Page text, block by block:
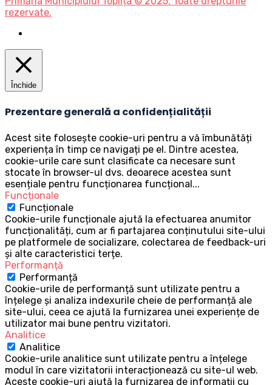
rezervate.
Închide
Prezentare generală a confidențialității
Acest site folosește cookie-uri pentru a vă îmbunătăți
experiența în timp ce navigați pe el. Dintre acestea,
cookie-urile care sunt clasificate ca necesare sunt
stocate în browser-ul dvs. deoarece acestea sunt
esențiale pentru funcționarea funcțional ...
Funcționale
Funcționale
Cookie-urile funcționale ajută la efectuarea anumitor
funcționalități, cum ar fi partajarea conținutului site-ului
pe platformele de socializare, colectarea de feedback-uri
și alte caracteristici terțe.
Performanță
Performanță
Cookie-urile de performanță sunt utilizate pentru a
înțelege și analiza indexurile cheie de performanță ale
site-ului, ceea ce ajută la furnizarea unei experiențe de
utilizator mai bune pentru vizitatori.
Analitice
Analitice
Cookie-urile analitice sunt utilizate pentru a înțelege
modul în care vizitatorii interacționează cu site-ul web.
Aceste cookie-uri ajută la furnizarea de informații cu